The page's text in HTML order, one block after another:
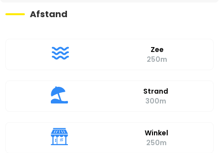
Afstand
Zee
250m
Strand
300m
Winkel
250m